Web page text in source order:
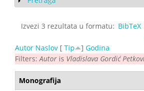
Izvezi 3 rezultata u formatu: BibTeX
Autor Naslov [ Tip ] Godina
Filters: Autor is Vladislava Gordić
Monografija